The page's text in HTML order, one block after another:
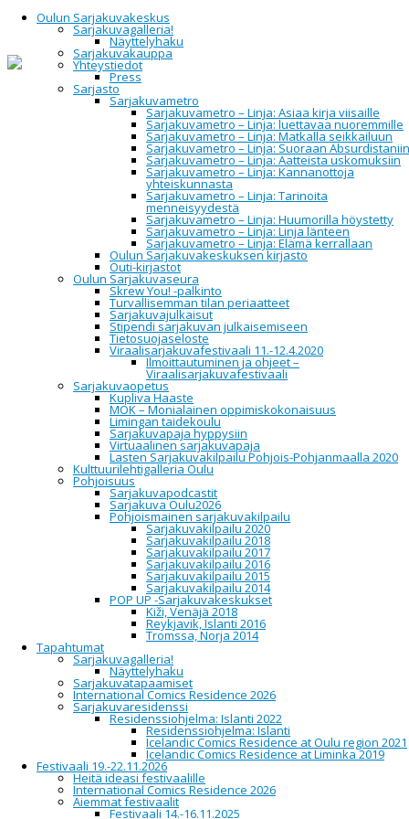
Oulun Sarjakuvakeskus
Sarjakuvagalleria!
Näyttelyhaku
Sarjakuvakauppa
Yhteystiedot
Press
Sarjasto
Sarjakuvametro
Sarjakuvametro – Linja: Asiaa kirja viisaille
Sarjakuvametro – Linja: luettavaa nuoremmille
Sarjakuvametro – Linja: Matkalla seikkailuun
Sarjakuvametro – Linja: Suoraan Absurdistaniin
Sarjakuvametro – Linja: Aatteista uskomuksiin
Sarjakuvametro – Linja: Kannanottoja
yhteiskunnasta
Sarjakuvametro – Linja: Tarinoita
menneisyydestä
Sarjakuvametro – Linja: Huumorilla höystetty
Sarjakuvametro – Linja: Linja länteen
Sarjakuvametro – Linja: Elämä kerrallaan
Oulun Sarjakuvakeskuksen kirjasto
Outi-kirjastot
Oulun Sarjakuvaseura
Skrew You! -palkinto
Turvallisemman tilan periaatteet
Sarjakuvajulkaisut
Stipendi sarjakuvan julkaisemiseen
Tietosuojaseloste
Viraalisarjakuvafestivaali 11.-12.4.2020
Ilmoittautuminen ja ohjeet –
Viraalisarjakuvafestivaali
Sarjakuvaopetus
Kupliva Haaste
MOK – Monialainen oppimiskokonaisuus
Limingan taidekoulu
Sarjakuvapaja hyppysiin
Virtuaalinen sarjakuvapaja
Lasten Sarjakuvakilpailu Pohjois-Pohjanmaalla 2020
Kulttuurilehtigalleria Oulu
Pohjoisuus
Sarjakuvapodcastit
Sarjakuva Oulu2026
Pohjoismainen sarjakuvakilpailu
Sarjakuvakilpailu 2020
Sarjakuvakilpailu 2018
Sarjakuvakilpailu 2017
Sarjakuvakilpailu 2016
Sarjakuvakilpailu 2015
Sarjakuvakilpailu 2014
POP UP -Sarjakuvakeskukset
Kiži, Venäjä 2018
Reykjavik, Islanti 2016
Tromssa, Norja 2014
Tapahtumat
Sarjakuvagalleria!
Näyttelyhaku
Sarjakuvatapaamiset
International Comics Residence 2026
Sarjakuvaresidenssi
Residenssiohjelma: Islanti 2022
Residenssiohjelma: Islanti
Icelandic Comics Residence at Oulu region 2021
Icelandic Comics Residence at Liminka 2019
Festivaali 19.-22.11.2026
Heitä ideasi festivaalille
International Comics Residence 2026
Aiemmat festivaalit
Festivaali 14.-16.11.2025
Home
Oulun Sarjakuvakeskus
Tapahtumat
Upcoming
2018
2019
2020
2021
2022
2023
2024
2025
2026
Event Information:
25
huhti
2026
04
kesä
Esa Holopainen: Jere Kostamus
ja Big Niitty -sarjakuvanäyttely
Sarjakuvagalleria! | Comics Gallery!, Hallituskatu
7, Oulu
Esa Holopaisenteoksessa
Niitty(Musta Ritari, 2024) Komisario Jere
Kostamuksen tutkimukset jatkuvat. Pellot niityt,
purot ja suot voivat peittää alleen salaisuuksia.
Mutta voivatko ne piilottaa murhaajan? Kun
Markkulan metsistä löytyy vainaja, kutsutaan
tapausta selvittämään komisario Jere Kostamus,
apunaan etsivä Vähämäki. Jere Kostamus -sarja
sisältää sarkastisen leppoisaa huumoria,
vaarallisia tilanteita ja kauniita maisemia.